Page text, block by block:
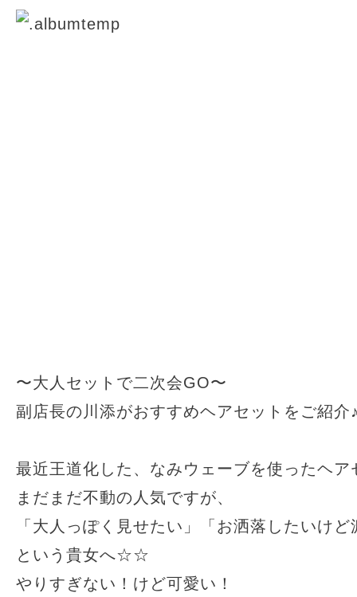
〜大人セットで二次会GO〜
副店長の川添がおすすめヘアセットをご紹介
最近王道化した、なみウェーブを使ったヘア
まだまだ不動の人気ですが、
「大人っぽく見せたい」「お洒落したいけ
という貴女へ☆☆
やりすぎない！けど可愛い！